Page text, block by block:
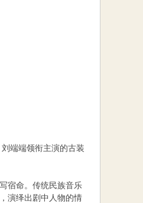
端端领衔主演的古装
宿命。传统民族音乐
演绎出剧中人物的情